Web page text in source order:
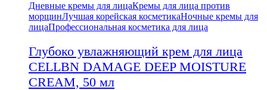
Дневные кремы для лицаКремы для лица против
морщинЛучшая корейская косметикаНочные кремы для
лицаПрофессиональная косметика для лица
Глубоко увлажняющий крем для лица
CELLBN DAMAGE DEEP MOISTURE
CREAM, 50 мл